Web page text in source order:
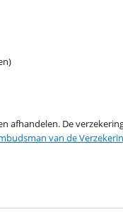
afhandelen. De
van de